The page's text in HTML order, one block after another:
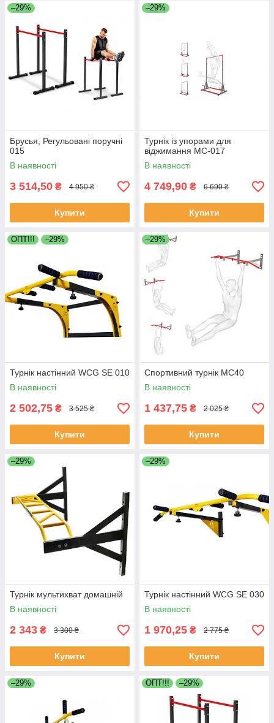
–29%
Брусья, Регульовані поручні
015
В наявності
3 514,50 ₴ 4 950 ₴
Купити
–29%
Турнік із упорами для
віджимання MC-017
В наявності
4 749,90 ₴ 6 690 ₴
Купити
OПТ!!! –29%
Турнік настінний WCG SE 010
В наявності
2 502,75 ₴ 3 525 ₴
Купити
–29%
Спортивний турнік MC40
В наявності
1 437,75 ₴ 2 025 ₴
Купити
–29%
Турнік мультихват домашній
В наявності
2 343 ₴ 3 300 ₴
Купити
–29%
Турнік настінний WCG SE 030
В наявності
1 970,25 ₴ 2 775 ₴
Купити
–29% OПТ!!! –29%